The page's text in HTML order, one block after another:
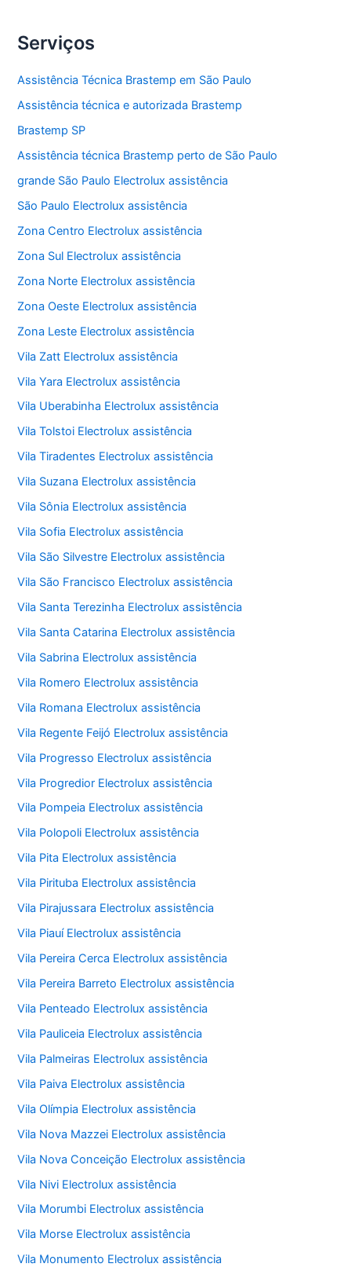
Serviços
Assistência Técnica Brastemp em São Paulo
Assistência técnica e autorizada Brastemp
Brastemp SP
Assistência técnica Brastemp perto de São Paulo
grande São Paulo Electrolux assistência
São Paulo Electrolux assistência
Zona Centro Electrolux assistência
Zona Sul Electrolux assistência
Zona Norte Electrolux assistência
Zona Oeste Electrolux assistência
Zona Leste Electrolux assistência
Vila Zatt Electrolux assistência
Vila Yara Electrolux assistência
Vila Uberabinha Electrolux assistência
Vila Tolstoi Electrolux assistência
Vila Tiradentes Electrolux assistência
Vila Suzana Electrolux assistência
Vila Sônia Electrolux assistência
Vila Sofia Electrolux assistência
Vila São Silvestre Electrolux assistência
Vila São Francisco Electrolux assistência
Vila Santa Terezinha Electrolux assistência
Vila Santa Catarina Electrolux assistência
Vila Sabrina Electrolux assistência
Vila Romero Electrolux assistência
Vila Romana Electrolux assistência
Vila Regente Feijó Electrolux assistência
Vila Progresso Electrolux assistência
Vila Progredior Electrolux assistência
Vila Pompeia Electrolux assistência
Vila Polopoli Electrolux assistência
Vila Pita Electrolux assistência
Vila Pirituba Electrolux assistência
Vila Pirajussara Electrolux assistência
Vila Piauí Electrolux assistência
Vila Pereira Cerca Electrolux assistência
Vila Pereira Barreto Electrolux assistência
Vila Penteado Electrolux assistência
Vila Pauliceia Electrolux assistência
Vila Palmeiras Electrolux assistência
Vila Paiva Electrolux assistência
Vila Olímpia Electrolux assistência
Vila Nova Mazzei Electrolux assistência
Vila Nova Conceição Electrolux assistência
Vila Nivi Electrolux assistência
Vila Morumbi Electrolux assistência
Vila Morse Electrolux assistência
Vila Monumento Electrolux assistência